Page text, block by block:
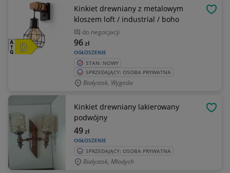
Kinkiet drewniany z metalowym
kloszem loft / industrial / boho
do negocjacji
OGŁOSZENIE
96zł
STAN: NOWY
SPRZEDAJĄCY: OSOBA PRYWATNA
Białystok, Wygoda
Kinkiet drewniany lakierowany
podwójny
OGŁOSZENIE
49zł
SPRZEDAJĄCY: OSOBA PRYWATNA
Białystok, Młodych